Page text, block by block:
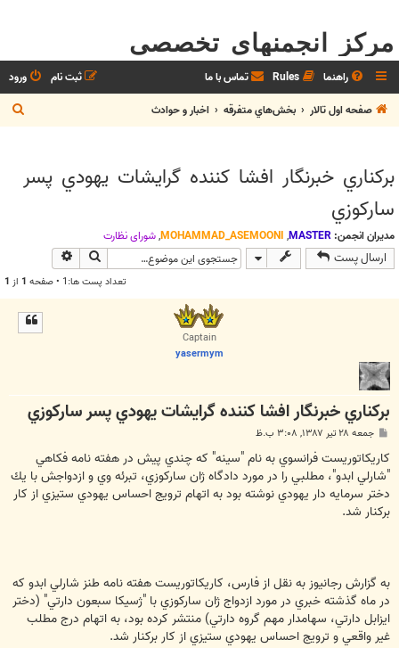
مرکز انجمنهای تخصصی
راهنما Rules تماس با ما ورود
ثبت نام
صفحه اول تالار
بخش‌‌هاي متفرقه اخبار و حوادث
س
برکناري خبرنگار افشا كننده گرايشات يهودي پسر
ساركوزي
مدیران انجمن: MASTER
,
MOHAMMAD_ASEMOONI
,شوراي نظارت
ارسال پست جستجو
تعداد پست ها:1 • صفحه 1 از 1
Captain
yasermym
برکناري خبرنگار افشا كننده گرايشات يهودي پسر ساركوزي
ت
جمعه ۲۸ تیر ۱۳۸۷, ۳:۰۸ ب.ظ
كاريكاتوريست فرانسوي به نام "سينه" كه چندي پيش در هفته نامه فكاهي
"شارلي ابدو"، مطلبي را در مورد دادگاه ژان ساركوزي، تبرئه وي و ازدواجش با يك
دختر سرمايه دار يهودي نوشته بود به اتهام ترويج احساس يهودي ستيزي از كار
بركنار شد.
به گزارش رجانيوز به نقل از فارس، كاريكاتوريست هفته نامه طنز شارلي ابدو كه
در ماه گذشته خبري در مورد ازدواج ژان ساركوزي با "ژسيكا سبعون دارتي" (دختر
ايزابل دارتي،‌ سهامدار مهم گروه دارتي) منتشر كرده بود،‌ به اتهام درج مطلب
غير واقعي و ترويج احساس يهودي ستيزي از كار بركنار شد.